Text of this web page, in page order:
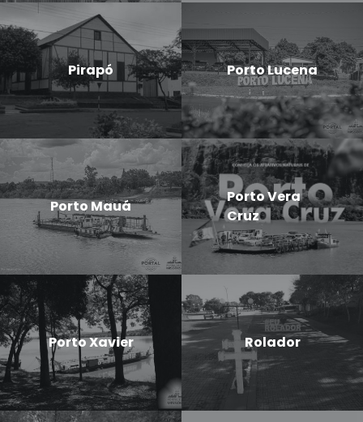
Pirapó Porto Lucena
Porto Mauá
Porto Vera
Cruz
Porto Xavier Rolador